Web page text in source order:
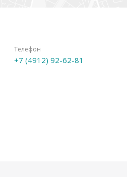
Телефон
+7 (4912) 92-62-81